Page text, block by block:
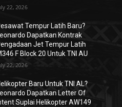
22, 2026
Tempur Latih Baru?
Dapatkan Kontrak
Jet Tempur Latih
F Block 20 Untuk TNI AU
22, 2026
Baru Untuk TNI AL?
Dapatkan Letter Of
Suplai Helikopter AW149